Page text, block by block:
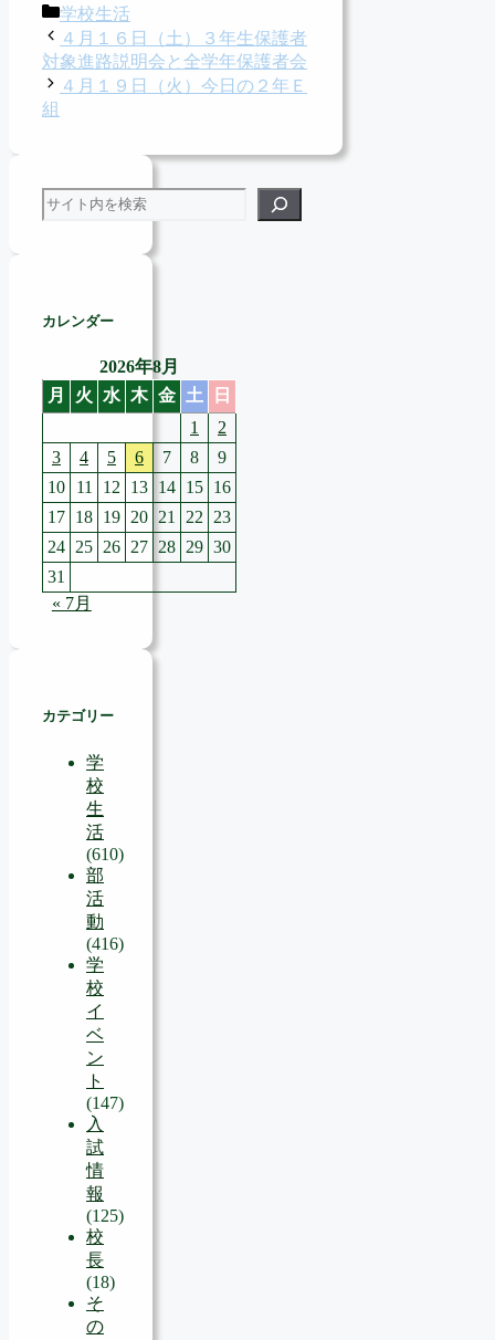
カ
テ
ゴ
リ
学校生活
４月１６日（土）３年生保護者
対象進路説明会と全学年保護者会
４月１９日（火）今日の２年Ｅ
組
検索
カレンダー
2026年8月
月
火 水 木 金 土
日
1
2
3
4 5 6 7 8
9
10
11 12 13 14 15 16
17 18 19 20 21 22
23
24 25 26 27 28 29 30
31
« 7月
カテゴリー
学
校
生
活
(610)
部
活
動
(416)
学
校
イ
ベ
ン
ト
(147)
入
試
情
報
(125)
校
長
(18)
そ
の